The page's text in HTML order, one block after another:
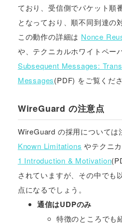
ており、受信側でパケット順
となっており、順不同到達の
この動作の詳細は Nonce
や、テクニカルホワイトペー
Subsequent Messages:
Messages(PDF) をご覧くださ
WireGuard の注意点
WireGuard の採用については
Known Limitations やテクニ
1 Introduction & Motivation
されていますが、その中でも
点になるでしょう。
通信はUDPのみ
特徴のところでも